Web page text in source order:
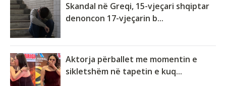
Skandal në Greqi, 15-vjeçari shqiptar
denoncon 17-vjeçarin b...
Aktorja përballet me momentin e
sikletshëm në tapetin e kuq...